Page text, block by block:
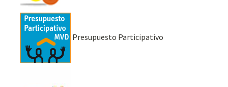
Presupuesto Participativo